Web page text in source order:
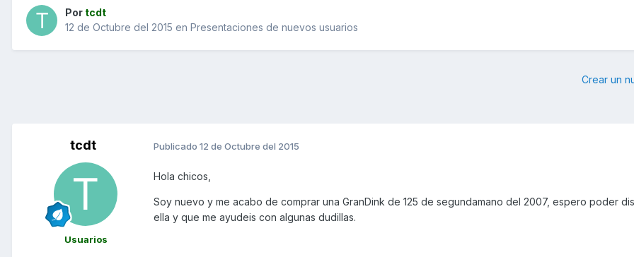
Por tcdt
12 de Octubre del 2015 en Presentaciones de nuevos usuarios
Crear un
tcdt
Usuarios
Publicado 12 de Octubre del 2015
Hola chicos,
Soy nuevo y me acabo de comprar una GranDink de 125 de segundamano del 2007, espero poder
ella y que me ayudeis con algunas dudillas.